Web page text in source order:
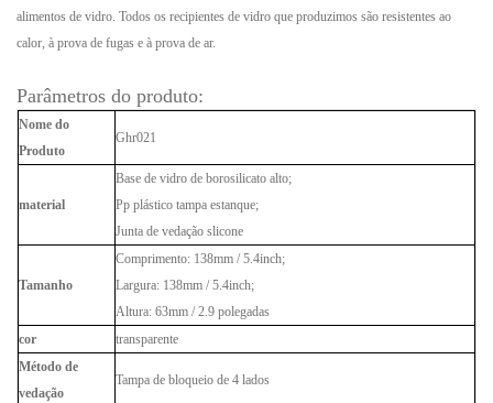
alimentos de vidro. Todos os recipientes de vidro que produzimos são resistentes ao
calor, à prova de fugas e à prova de ar.
Parâmetros do produto:
Nome do
Produto
Ghr021
material
Base de vidro de borosilicato alto;
Pp plástico tampa estanque;
Junta de vedação slicone
Tamanho
Comprimento: 138mm / 5.4inch;
Largura: 138mm / 5.4inch;
Altura: 63mm / 2.9 polegadas
cor
transparente
Método de
vedação
Tampa de bloqueio de 4 lados